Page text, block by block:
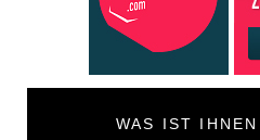
WAS IST IHNEN